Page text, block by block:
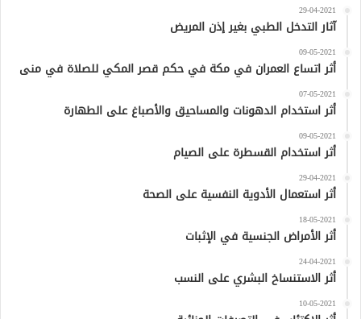
29-04-2021
آثار التدخل الطبي بغير إذن المريض
09-05-2021
أثر اتساع العمران في مكة في حكم قصر المكي للصلاة في منى
07-05-2021
أثر استخدام الدهونات والمساحيق والأصباغ على الطهارة
09-05-2021
أثر استخدام القسطرة على الصيام
29-04-2021
أثر استعمال الأدوية النفسية على الصحة
18-05-2021
أثر الأمراض الجنسية في الإثبات
24-04-2021
أثر الاستنساخ البشري على النسب
10-05-2021